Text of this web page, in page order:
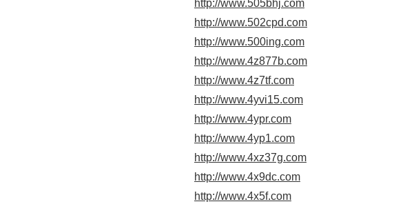
http://www.505bhj.com
http://www.502cpd.com
http://www.500ing.com
http://www.4z877b.com
http://www.4z7tf.com
http://www.4yvi15.com
http://www.4ypr.com
http://www.4yp1.com
http://www.4xz37g.com
http://www.4x9dc.com
http://www.4x5f.com